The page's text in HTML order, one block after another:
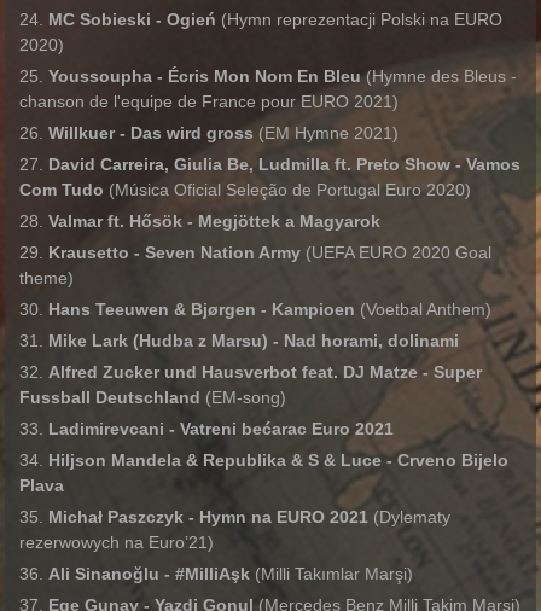
MC Sobieski - Ogień (Hymn reprezentacji Polski na EURO
2020)
Youssoupha - Écris Mon Nom En Bleu(Hymne des Bleus -
chanson de l'equipe de France pour EURO 2021)
Willkuer - Das wird gross (EM Hymne 2021)
David Carreira, Giulia Be, Ludmilla ft. Preto Show - Vamos
Com Tudo (Música Oficial Seleção de Portugal Euro 2020)
Valmar ft. Hősök - Megjöttek a Magyarok
Krausetto - Seven Nation Army (UEFA EURO 2020 Goal
theme)
Hans Teeuwen & Bjørgen - Kampioen (Voetbal Anthem)
Mike Lark (Hudba z Marsu) - Nad horami, dolinami
Alfred Zucker und Hausverbot feat. DJ Matze - Super
Fussball Deutschland (EM-song)
Ladimirevcani - Vatreni bećarac Euro 2021
Hiljson Mandela & Republika & S & Luce - Crveno Bijelo
Plava
Michał Paszczyk - Hymn na EURO 2021 (Dylematy
rezerwowych na Euro’21)
Ali Sinanoğlu - #MilliAşk (Milli Takımlar Marşi)
Ege Gunay - Yazdi Gonul (Mercedes Benz Milli Takim Marsi)